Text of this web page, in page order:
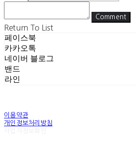
Comment
Return To List
페이스북
카카오톡
네이버 블로그
밴드
라인
이용약관
개인정보처리방침